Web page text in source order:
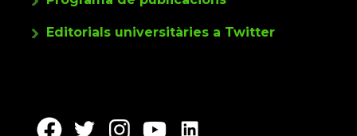
Editorials universitàries a Twitter